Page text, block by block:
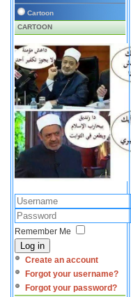
Cartoon
CARTOON
Remember Me
Log in
Create an account
Forgot your username?
Forgot your password?